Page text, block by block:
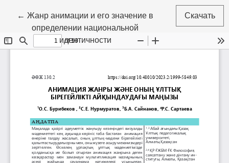
←Вернуться к Подробностям о статье
Жанр анимации и его значение в
определении национальной
идентичности
Скачать